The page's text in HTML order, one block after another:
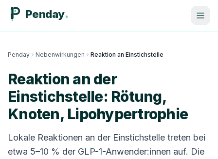
Penday
Penday Nebenwirkungen Reaktion an Einstichstelle
Reaktion an der
Einstichstelle: Rötung,
Knoten, Lipohypertrophie
Lokale Reaktionen an der Einstichstelle treten bei
etwa 5–10 % der GLP-1-Anwender:innen auf. Die